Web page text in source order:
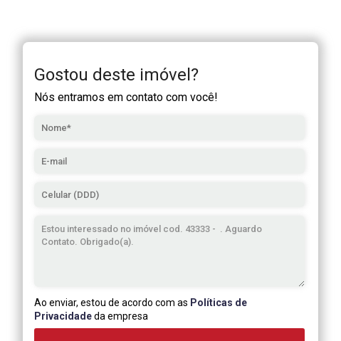
Gostou deste imóvel?
Nós entramos em contato com você!
Ao enviar, estou de acordo com as Políticas de
Privacidadeda empresa